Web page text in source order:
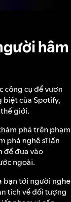
hâm
công cụ để vươn
biệt của Spotify,
giới.
phá trên phạm
phá nghệ sĩ lần
để đưa vào
ngoài.
bạn tới người nghe
tích về đối tượng